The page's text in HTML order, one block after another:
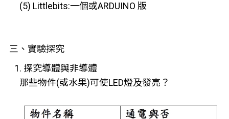
(5) Littlebits:一個或ARDUINO 版
三、實驗探究
1. 探究導體與非導體
那些物件(或水果)可使LED燈及發亮？